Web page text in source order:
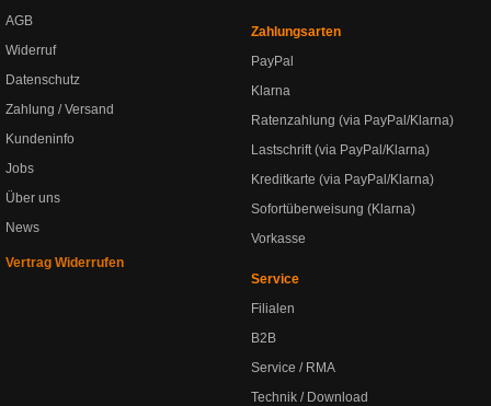
AGB
Widerruf
Datenschutz
Zahlung / Versand
Kundeninfo
Jobs
Über uns
News
Vertrag Widerrufen
Zahlungsarten
PayPal
Klarna
Ratenzahlung (via PayPal/Klarna)
Lastschrift (via PayPal/Klarna)
Kreditkarte (via PayPal/Klarna)
Sofortüberweisung (Klarna)
Vorkasse
Service
Filialen
B2B
Service / RMA
Technik / Download